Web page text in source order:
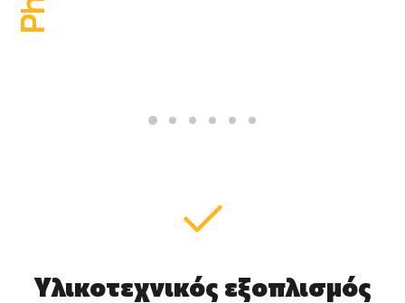
Υλικοτεχνικός εξοπλισμός